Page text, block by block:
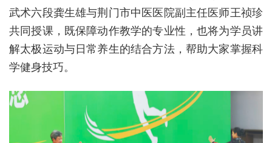
武术六段龚生雄与荆门市中医医院副主任医师王祯珍
共同授课，既保障动作教学的专业性，也将为学员讲
解太极运动与日常养生的结合方法，帮助大家掌握科
学健身技巧。